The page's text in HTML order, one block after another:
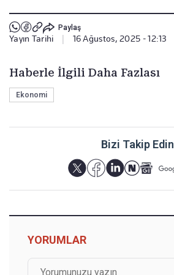
Paylaş
Yayın Tarihi 16 Ağustos, 2025 - 12:13
Haberle İlgili Daha Fazlası
Ekonomi
Bizi Takip Edin
YORUMLAR